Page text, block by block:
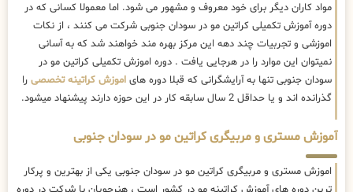
مواد کاران دیگر برای خود معروف و مشهور می شود. اما معمولا کسانی که در
دوره آموزش تکمیلی کراتین مو در سودان جنوبی شرکت می کنند ، از نکات
اموزشی و تجربیات چند دهه این مرکز بهره مند خواهند شد که به آسانی
نمیتوان این موارد را در هرجایی یافت . دوره اموزش تکمیلی کراتین مو در
سودان جنوبی تنها به آرایشگرانی که قبلا دوره های اموزش کراتینه تخصصی را
گذرانده اند و یا حداقل 2 سال سابقه کار در این حوزه دارند پیشنهاد میشود.
آموزش مستری و مربیگری کراتین مو در سودان جنوبی
اموزش مستری و مربیگری کراتین مو در سودان جنوبی یکی از بهترین و پرکار